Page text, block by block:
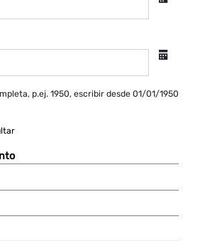
p.ej. 1950, escribir desde 01/01/1950